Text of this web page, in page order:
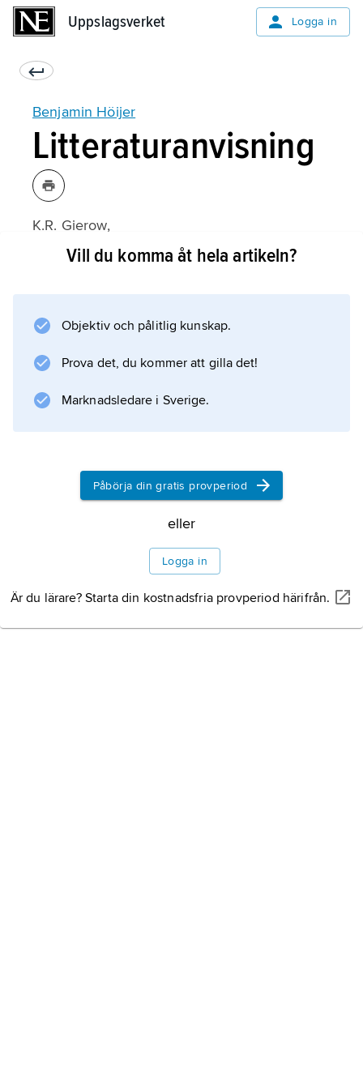
Uppslagsverket Logga in
Benjamin Höijer
Litteraturanvisning
K.R. Gierow,
Benjamin Höijer
Vill du komma åt hela artikeln?
Objektiv och pålitlig kunskap.
Prova det, du kommer att gilla det!
Marknadsledare i Sverige.
Påbörja din gratis provperiod
eller
Logga in
Är du lärare? Starta din kostnadsfria provperiod härifrån.